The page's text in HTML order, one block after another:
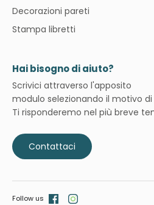
Decorazioni pareti
Stampa libretti
Hai bisogno di aiuto?
Scrivici attraverso l'apposito
modulo selezionando il motivo
Ti risponderemo nel più breve
Contattaci
Follow us